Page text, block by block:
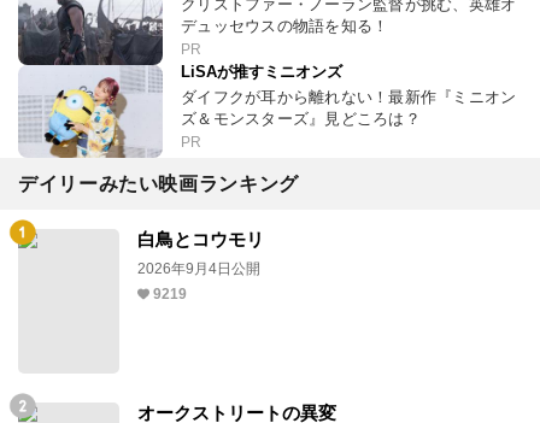
クリストファー・ノーラン監督が挑む、英雄オ
デュッセウスの物語を知る！
PR
LiSAが推すミニオンズ
ダイフクが耳から離れない！最新作『ミニオン
ズ＆モンスターズ』見どころは？
PR
デイリーみたい映画ランキング
白鳥とコウモリ
2026年9月4日公開
9219
オークストリートの異変